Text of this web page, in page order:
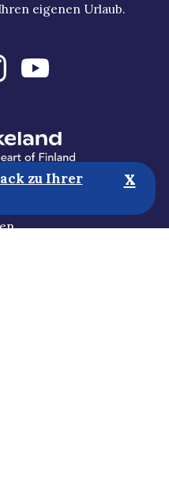
eigenen Urlaub.
zu Ihrer
x